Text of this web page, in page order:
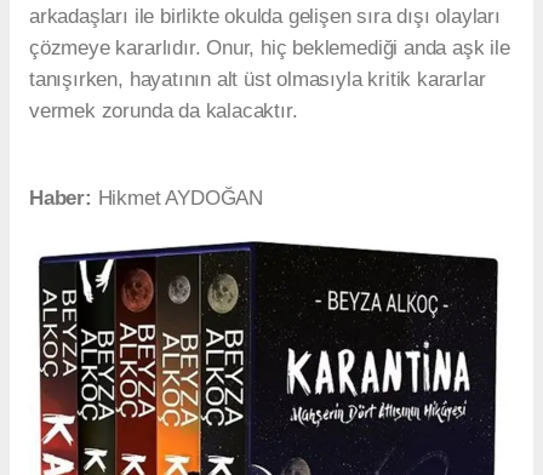
arkadaşları ile birlikte okulda gelişen sıra dışı olayları
çözmeye kararlıdır. Onur, hiç beklemediği anda aşk ile
tanışırken, hayatının alt üst olmasıyla kritik kararlar
vermek zorunda da kalacaktır.
Haber: Hikmet AYDOĞAN